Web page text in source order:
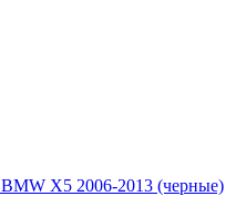
X5 2006-2013 (черные)